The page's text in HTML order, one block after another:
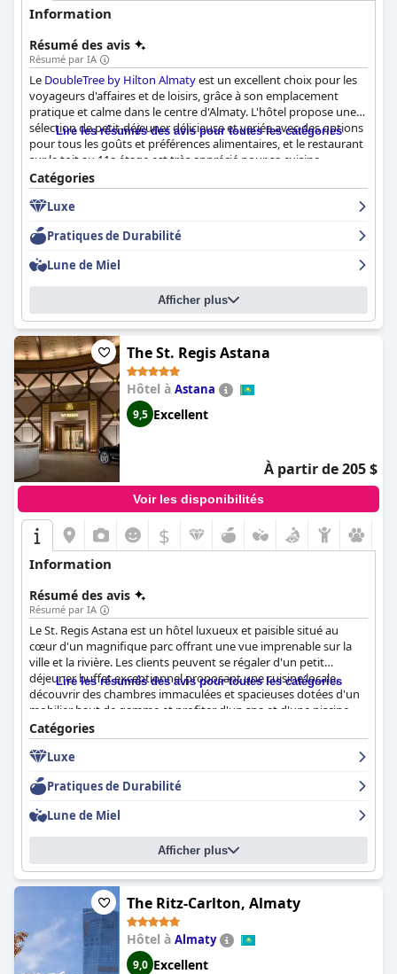
Information
Résumé des avis
Résumé par IA
Le DoubleTree by Hilton Almatyest un excellent choix pour les
voyageurs d'affaires et de loisirs, grâce à son emplacement
pratique et calme dans le centre d'Almaty. L'hôtel propose une
sélection de petit-déjeuner délicieuse et variée avec des options
pour tous les goûts et préférences alimentaires, et le restaurant
sur le toit au 11e étage est très apprécié pour sa cuisine
merveilleuse et son menu international. L'hôtel dispose de
chambres spacieuses, propres et confortables avec de bonnes
installations, et les installations de spa et de remise en forme
sont très appréciées par les clients. Le personnel est décrit
comme aimable et professionnel, et l'hôtel offre une
atmosphère calme et silencieuse malgré le centre d'événements
et son emplacement. La piscine intérieure et le centre de spa
sont fantastiques et fortement recommandés par les clients.
Malgré quelques problèmes mineurs avec le wifi et la
maintenance, l'hôtel est considéré comme un endroit agréable
et propre où séjourner à Almaty. Dans l'ensemble, leDoubleTree
by Hilton Almatyest un excellent hôtel pour les voyages
d'affaires et les séjours de loisirs.
Lire les résumés des avis pour toutes les catégories
Catégories
Luxe
Pratiques de Durabilité
Lune de Miel
Afficher plus
The St. Regis Astana
Hôtel à Astana
9,5 Excellent
À partir de 205 $
Voir les disponibilités
$
Information
Résumé des avis
Résumé par IA
Le St. Regis Astana est un hôtel luxueux et paisible situé au
cœur d'un magnifique parc offrant une vue imprenable sur la
ville et la rivière. Les clients peuvent se régaler d'un petit
déjeuner buffet exceptionnel proposant une cuisine locale,
découvrir des chambres immaculées et spacieuses dotées d'un
mobilier haut de gamme et profiter d'un spa et d'une piscine
impressionnants. Le personnel est décrit comme étant
accommodant, amical et attentif, fournissant un excellent
service et faisant en sorte que les clients se sentent en sécurité.
Les familles peuvent profiter des nombreux équipements
destinés aux enfants et les couples peuvent s'offrir des
escapades romantiques avec des jacuzzis privés et des cadeaux
attentionnés. Bien que certains clients aient signalé des
problèmes mineurs, ils ont été éclipsés par des commentaires
positifs sur le service exceptionnel, l'atmosphère luxueuse et les
chambres confortables de l'hôtel. Dans l'ensemble, le St. Regis
Astana est hautement recommandé en tant que meilleur hôtel
cinq étoiles au Kazakhstan.
Lire les résumés des avis pour toutes les catégories
Catégories
Luxe
Pratiques de Durabilité
Lune de Miel
Afficher plus
The Ritz-Carlton, Almaty
Hôtel à Almaty
9,0 Excellent